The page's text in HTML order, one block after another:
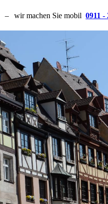
– wir machen Sie mobil0911 -